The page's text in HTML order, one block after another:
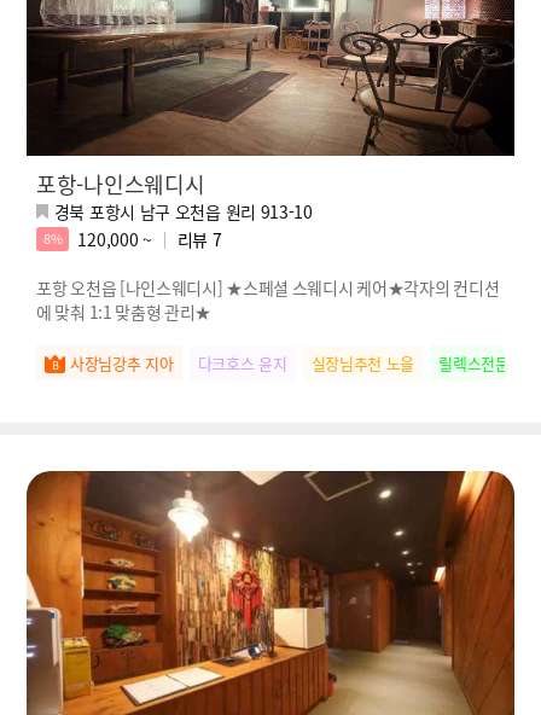
포항-나인스웨디시
경북 포항시 남구 오천읍 원리 913-10
8% 120,000 ~ 리뷰 7
포항 오천읍 [나인스웨디시] ★스페셜 스웨디시 케어★각자의 컨디션
에 맞춰 1:1 맞춤형 관리★
사장님강추 지아 다크호스 윤지 실장님추천 노을 릴렉스전문 새롬